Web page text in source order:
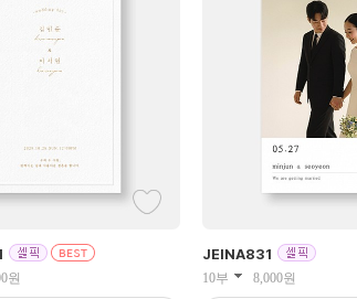
원
JEINA831
10부 8,000원